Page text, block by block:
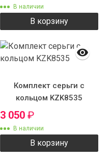
В наличии
В корзину
Комплект серьги с
кольцом KZK8535
3 050 ₽
В наличии
В корзину